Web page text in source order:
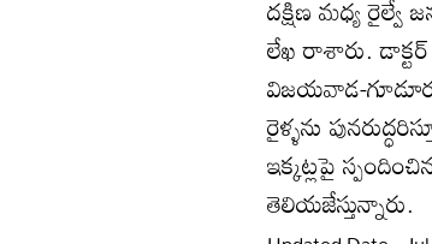
దక్షిణ మధ్య
లేఖ రాశారు.
విజయవాడ-
రైళ్ళను
ఇక్కట్లపై
తెలియజేస్తున్నారు.